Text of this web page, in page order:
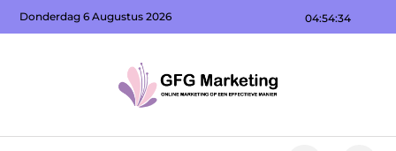
04:54:36
Donderdag 6 Augustus 2026